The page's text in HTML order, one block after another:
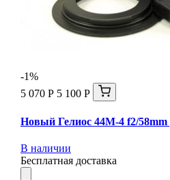
-1%
5 070 Р 5 100 Р
Новый Гелиос 44М-4 f2/58mm
В наличии
Бесплатная доставка